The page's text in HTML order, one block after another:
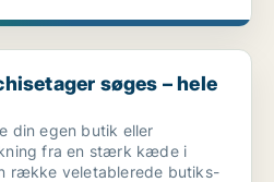
søges – hele Danmark
søges – hele
din egen butik eller
fra en stærk kæde i
række veletablerede butiks-